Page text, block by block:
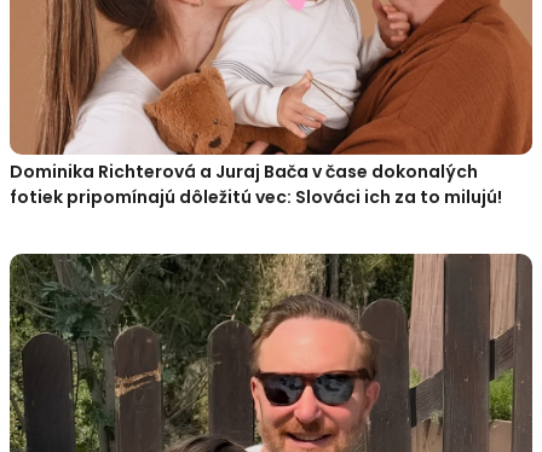
Dominika Richterová a Juraj Bača v čase dokonalých
fotiek pripomínajú dôležitú vec: Slováci ich za to milujú!